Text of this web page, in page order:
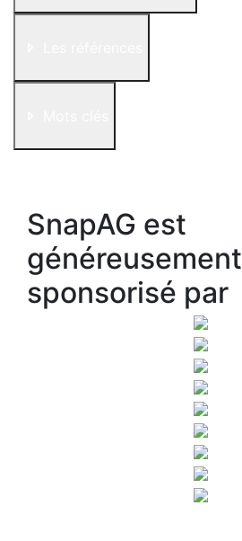
SnapAG est
généreusement
sponsorisé par